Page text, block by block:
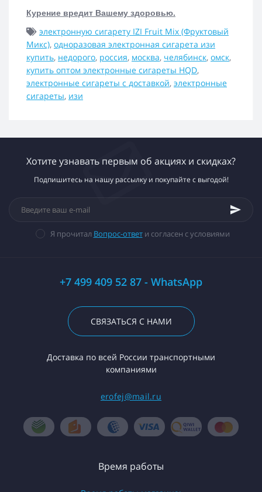
Курение вредит Вашему здоровью.
электронную сигарету IZI Fruit Mix (Фруктовый
Микс), одноразовая электронная сигарета изи
купить, недорого, россия, москва, челябинск, омск,
купить оптом электронные сигареты HQD,
электронные сигареты с доставкой, электронные
сигареты, изи
Хотите узнавать первым об акциях и скидках?
Подпишитесь на нашу рассылку и покупайте с выгодой!
Я прочитал Вопрос-ответи согласен с условиями
+7 499 409 52 87 - WhatsApp
СВЯЗАТЬСЯ С НАМИ
Доставка по всей России транспортными
компаниями
erofej@mail.ru
Время работы